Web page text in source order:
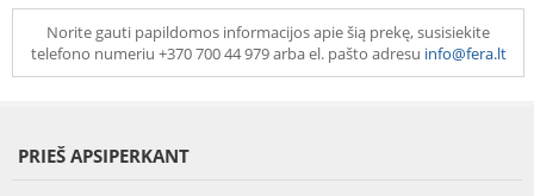
Norite gauti papildomos informacijos apie šią prekę, susisiekite
telefono numeriu +370 700 44 979 arba el. pašto adresu info@fera.lt
PRIEŠ APSIPERKANT